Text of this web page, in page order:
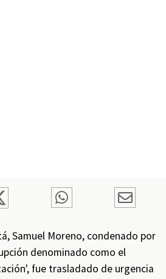
Samuel Moreno, condenado por
denominado como el
fue trasladado de urgencia